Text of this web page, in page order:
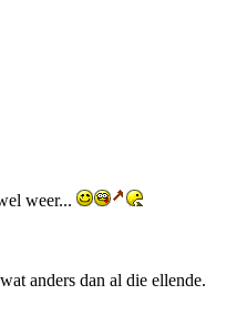
weer...
anders dan al die ellende.